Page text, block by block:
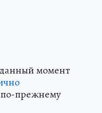
момент
по-прежнему